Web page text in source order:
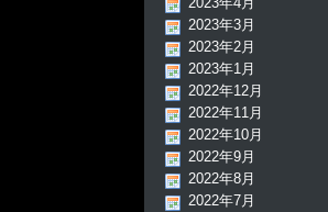
2023年3月
2023年2月
2023年1月
2022年12月
2022年11月
2022年10月
2022年9月
2022年8月
2022年7月